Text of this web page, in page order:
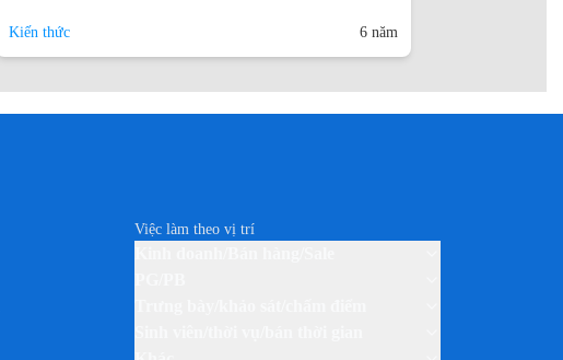
Kiến thức 6 năm
Việc làm theo vị trí